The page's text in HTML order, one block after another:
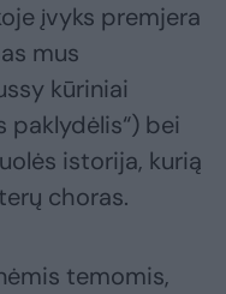
įvyks premjera
mus
kūriniai
paklydėlis“) bei
istorija, kurią
choras.
temomis,